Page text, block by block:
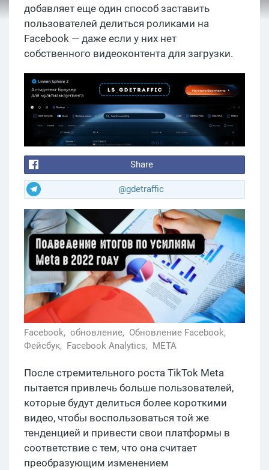
добавляет еще один способ заставить
пользователей делиться роликами на
Facebook — даже если у них нет
собственного видеоконтента для загрузки.
Share
@gdetraffic
Facebook, обновление, Обновление Facebook,
Фейсбук, Facebook Analytics, META
После стремительного роста TikTok Meta
пытается привлечь больше пользователей,
которые будут делиться более короткими
видео, чтобы воспользоваться той же
тенденцией и привести свои платформы в
соответствие с тем, что она считает
преобразующим изменением